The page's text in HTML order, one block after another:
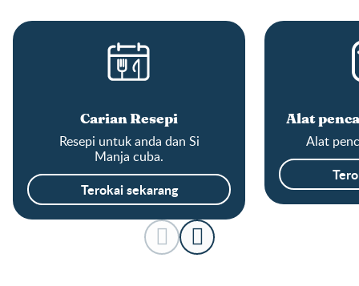
Carian Resepi
Resepi untuk anda dan Si
Manja cuba.
Terokai sekarang
Alat
Alat